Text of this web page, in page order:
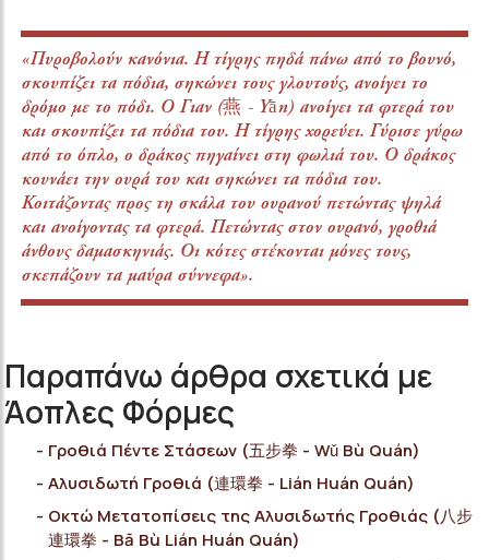
«Πυροβολούν κανόνια. Η τίγρης πηδά πάνω από το βουνό,
σκουπίζει τα πόδια, σηκώνει τους γλουτούς, ανοίγει το
δρόμο με το πόδι. Ο Γιαν (燕 - Yān) ανοίγει τα φτερά του
και σκουπίζει τα πόδια του. Η τίγρης χορεύει. Γύρισε γύρω
από το όπλο, o δράκος πηγαίνει στη φωλιά του. Ο δράκος
κουνάει την ουρά του και σηκώνει τα πόδια του.
Κοιτάζοντας προς τη σκάλα του ουρανού πετώντας ψηλά
και ανοίγοντας τα φτερά. Πετώντας στον ουρανό, γροθιά
άνθους δαμασκηνιάς. Οι κότες στέκονται μόνες τους,
σκεπάζουν τα μαύρα σύννεφα».
Παραπάνω άρθρα σχετικά με
Άοπλες Φόρμες
Γροθιά Πέντε Στάσεων (五步拳 - Wǔ Bù Quán)
Αλυσιδωτή Γροθιά (連環拳 - Lián Huán Quán)
Οκτώ Μετατοπίσεις της Αλυσιδωτής Γροθιάς (八步
連環拳 - Bā Bù Lián Huán Quán)